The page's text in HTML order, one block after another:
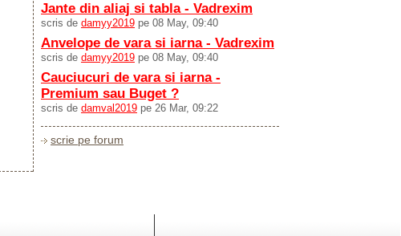
Jante din aliaj si tabla - Vadrexim
scris de damyy2019 pe 08 May, 09:40
Anvelope de vara si iarna - Vadrexim
scris de damyy2019 pe 08 May, 09:40
Cauciucuri de vara si iarna -
Premium sau Buget ?
scris de damval2019 pe 26 Mar, 09:22
scrie pe forum